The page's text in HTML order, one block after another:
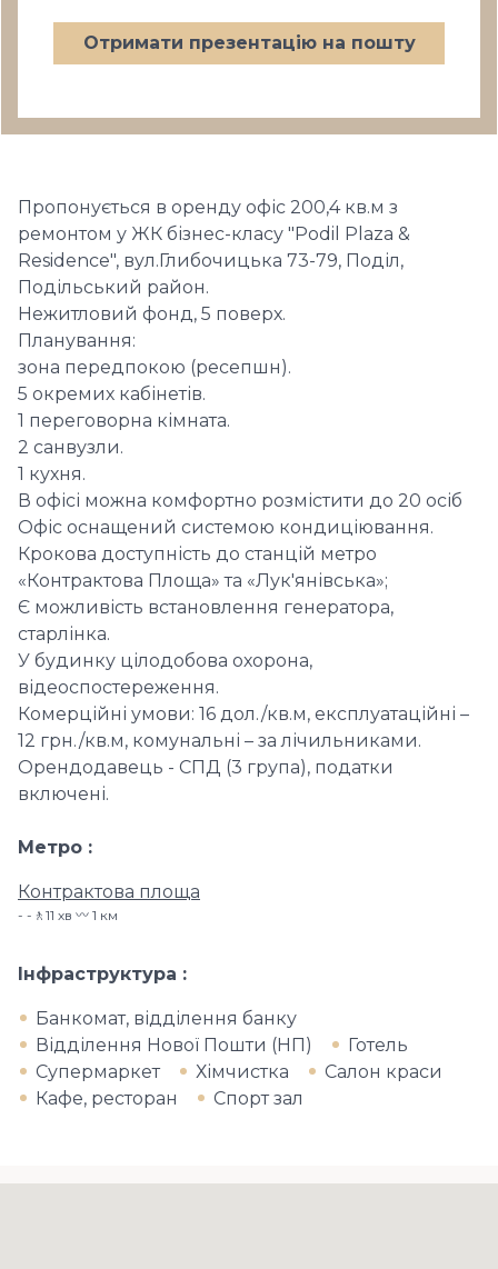
Отримати презентацію на пошту
Пропонується в оренду офіс 200,4 кв.м з
ремонтом у ЖК бізнес-класу "Podil Plaza &
Residence", вул.Глибочицька 73-79, Поділ,
Подільський район.
Нежитловий фонд, 5 поверх.
Планування:
зона передпокою (ресепшн).
5 окремих кабінетів.
1 переговорна кімната.
2 санвузли.
1 кухня.
В офісі можна комфортно розмістити до 20 осіб
Офіс оснащений системою кондиціювання.
Крокова доступність до станцій метро
«Контрактова Площа» та «Лук'янівська»;
Є можливість встановлення генератора,
старлінка.
У будинку цілодобова охорона,
відеоспостереження.
Комерційні умови: 16 дол./кв.м, експлуатаційні –
12 грн./кв.м, комунальні – за лічильниками.
Орендодавець - СПД (3 група), податки
включені.
Метро
Контрактова площа
-🚶11 хв 〰️ 1 км
Інфраструктура
Банкомат, відділення банку
Відділення Нової Пошти (НП)
Готель
Супермаркет
Хімчистка
Салон краси
Кафе, ресторан
Спорт зал